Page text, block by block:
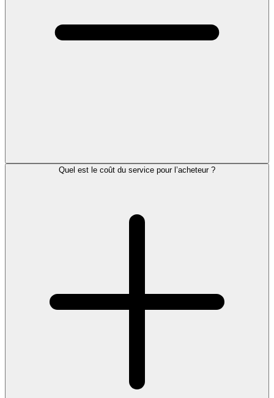
Quel est le coût du service pour l’acheteur ?